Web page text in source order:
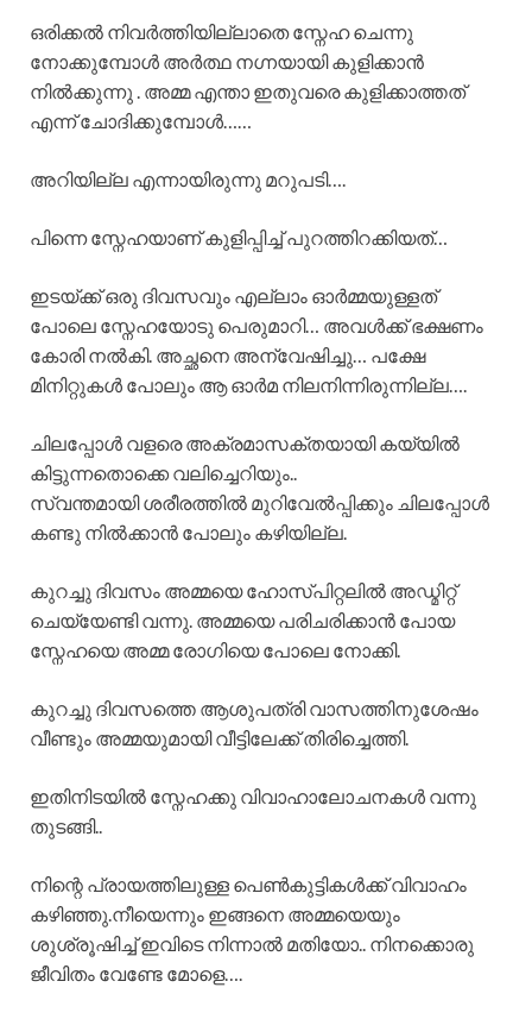
ഒരിക്കൽ നിവർത്തിയില്ലാതെ സ്നേഹ ചെന്നു
നോക്കുമ്പോൾ അർത്ഥ നഗ്നയായി കുളിക്കാൻ
നിൽക്കുന്നു . അമ്മ എന്താ ഇതുവരെ കുളിക്കാത്തത്
എന്ന് ചോദിക്കുമ്പോൾ……
അറിയില്ല എന്നായിരുന്നു മറുപടി….
പിന്നെ സ്നേഹയാണ് കുളിപ്പിച്ച് പുറത്തിറക്കിയത്…
ഇടയ്ക്ക് ഒരു ദിവസവും എല്ലാം ഓർമ്മയുള്ളത്
പോലെ സ്നേഹയോടു പെരുമാറി… അവൾക്ക് ഭക്ഷണം
കോരി നൽകി. അച്ഛനെ അന്വേഷിച്ചു… പക്ഷേ
മിനിറ്റുകൾ പോലും ആ ഓർമ നിലനിന്നിരുന്നില്ല….
ചിലപ്പോൾ വളരെ അക്രമാസക്തയായി കയ്യിൽ
കിട്ടുന്നതൊക്കെ വലിച്ചെറിയും..
സ്വന്തമായി ശരീരത്തിൽ മുറിവേൽപ്പിക്കും ചിലപ്പോൾ
കണ്ടു നിൽക്കാൻ പോലും കഴിയില്ല.
കുറച്ചു ദിവസം അമ്മയെ ഹോസ്പിറ്റലിൽ അഡ്മിറ്റ്
ചെയ്യേണ്ടി വന്നു. അമ്മയെ പരിചരിക്കാൻ പോയ
സ്നേഹയെ അമ്മ രോഗിയെ പോലെ നോക്കി.
കുറച്ചു ദിവസത്തെ ആശുപത്രി വാസത്തിനുശേഷം
വീണ്ടും അമ്മയുമായി വീട്ടിലേക്ക് തിരിച്ചെത്തി.
ഇതിനിടയിൽ സ്നേഹക്കു വിവാഹാലോചനകൾ വന്നു
തുടങ്ങി..
നിന്റെ പ്രായത്തിലുള്ള പെൺകുട്ടികൾക്ക് വിവാഹം
കഴിഞ്ഞു.നീയെന്നും ഇങ്ങനെ അമ്മയെയും
ശുശ്രൂഷിച്ച് ഇവിടെ നിന്നാൽ മതിയോ.. നിനക്കൊരു
ജീവിതം വേണ്ടേ മോളെ….